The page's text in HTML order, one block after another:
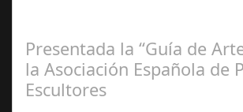
Presentada la “Guía de
la Asociación Española de
Escultores